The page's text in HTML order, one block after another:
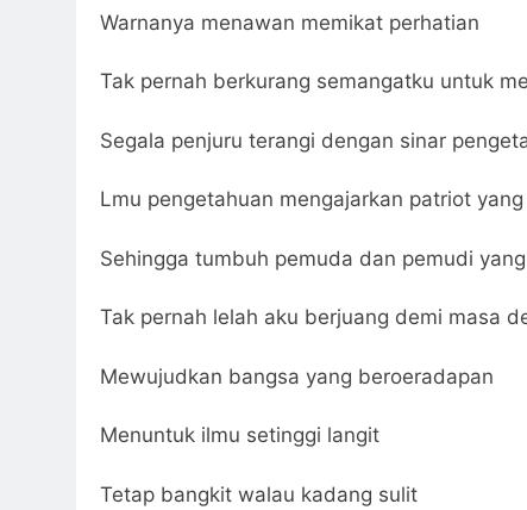
Warnanya menawan memikat perhatian
Tak pernah berkurang semangatku untuk
Segala penjuru terangi dengan sinar
Lmu pengetahuan mengajarkan patriot
Sehingga tumbuh pemuda dan pemudi
Tak pernah lelah aku berjuang demi masa
Mewujudkan bangsa yang beroeradapan
Menuntuk ilmu setinggi langit
Tetap bangkit walau kadang sulit